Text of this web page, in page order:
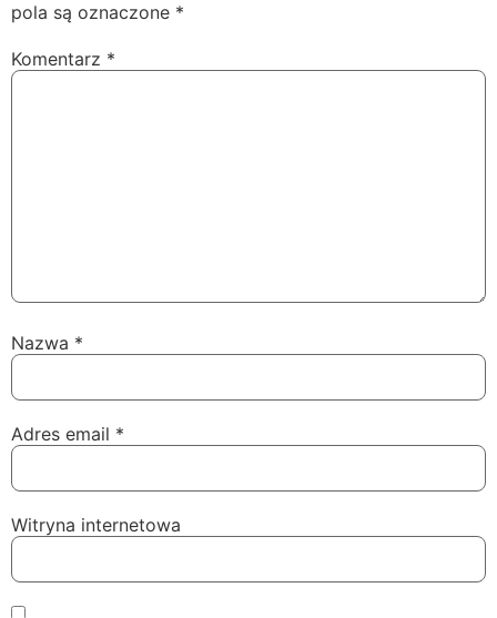
pola są oznaczone *
Komentarz *
Nazwa *
Adres email *
Witryna internetowa